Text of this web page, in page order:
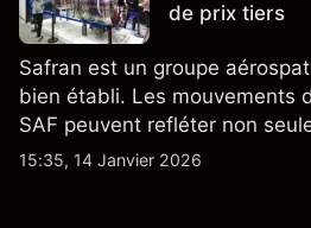
de prix tiers
Safran est un groupe
bien établi. Les mouvements
SAF peuvent refléter non
quotidienne du marché, mais
15:35, 14 Janvier 2026